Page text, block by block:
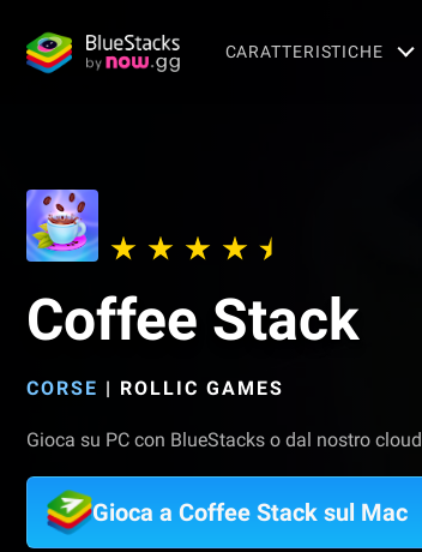
CARATTERISTICHE
Coffee Stack
CORSE | ROLLIC GAMES
Gioca su PC con BlueStacks o dal nostro cloud
Gioca a Coffee Stack sul Mac